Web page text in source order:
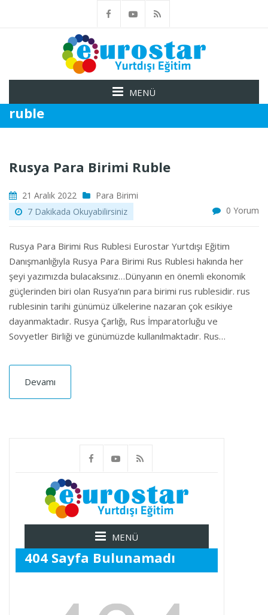
MENÜ
ruble
Rusya Para Birimi Ruble
21 Aralık 2022
Para Birimi
7 Dakikada Okuyabilirsiniz
0 Yorum
Rusya Para Birimi Rus Rublesi Eurostar Yurtdışı Eğitim
Danışmanlığıyla Rusya Para Birimi Rus Rublesi hakında her
şeyi yazımızda bulacaksınız…Dünyanın en önemli ekonomik
güçlerinden biri olan Rusya’nın para birimi rus rublesidir. rus
rublesinin tarihi günümüz ülkelerine nazaran çok esikiye
dayanmaktadır. Rusya Çarlığı, Rus İmparatorluğu ve
Sovyetler Birliği ve günümüzde kullanılmaktadır. Rus…
Devamı